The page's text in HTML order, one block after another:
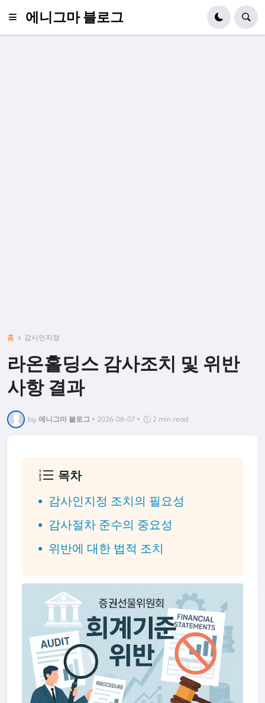
에니그마 블로그
홈 감사인지정
라온홀딩스 감사조치 및 위반
사항 결과
by 에니그마 블로그 • 2026-08-07 • 2 min read
목차
감사인지정 조치의 필요성
감사절차 준수의 중요성
위반에 대한 법적 조치